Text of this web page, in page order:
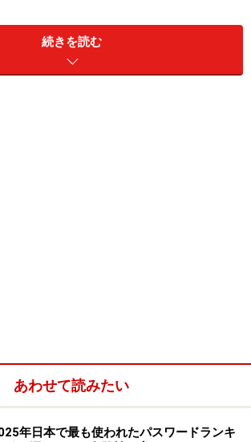
＜括弧はどう入れる？＞
は、[shift]キーを押しながら、[８]キー
します。
続きを読む
あわせて読みたい
年日本で最も使われたパスワードランキ